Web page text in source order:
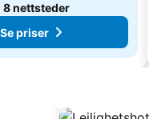
8 nettsteder
Se priser